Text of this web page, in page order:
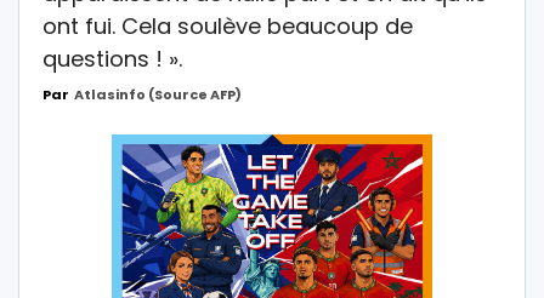
ont fui. Cela soulève beaucoup de
questions ! ».
Par Atlasinfo (source AFP)